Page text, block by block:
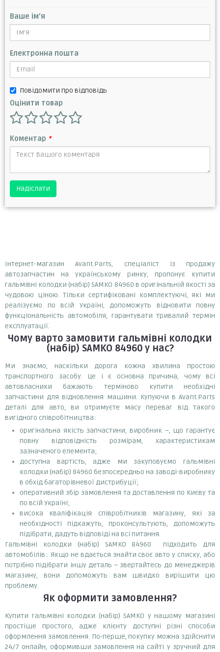
Ваше ім'я
Електронна пошта
Повідомити про відповідь
Оцінити товар
Коментар *
Надіслати
Інтернет-магазин Avant.Parts, спеціаліст із продажу
автозапчастин на українському ринку, пропонує купити
гальмівні колодки (набір) SAMKO 84960 в оригінальній якості за
чудовою ціною. Тільки сертифіковані комплектуючі, які ми
реалізуємо по всій Україні, допоможуть відновити повну
функціональність автомобіля, гарантувати тривалий термін
експлуатації.
Чому варто замовити гальмівні колодки
(набір) SAMKO 84960у нас?
Ми знаємо, наскільки дорога кожна хвилина простою
транспортного засобу. Це і є основна причина, чому всі
автовласники бажають терміново купити необхідні
запчастини для відновлення машини. Купуючи в Avant.Parts
деталі для авто, ви отримуєте масу переваг від такого
вигідного співробітництва:
оригінальна якість запчастини, виробник –, що гарантує
повну відповідність розмірам, характеристикам
зазначеного елемента;
доступна вартість, адже ми закуповуємо гальмівні
колодки (набір) 84960 безпосередньо на заводі-виробнику
в обхід багаторівневої дистрибуції;
оперативний збір замовлення та доставлення по Києву та
по всій Україні;
висока кваліфікація співробітників магазину, які за
необхідності підкажуть, проконсультують, допоможуть
підібрати, дадуть відповіді на всі питання.
Гальмівні колодки (набір) SAMKO 84960 підходить для
автомобілів:. Якщо не вдається знайти своє авто у списку, або
потрібно підібрати іншу деталь – звертайтесь до менеджерів
магазину, вони допоможуть вам швидко вирішити цю
проблему.
Як оформити замовлення?
Купити гальмівні колодки (набір) SAMKO у нашому магазині
простіше простого, адже клієнту доступні різні способи
оформлення замовлення. По-перше, покупку можна здійснити
24/7 онлайн, оформивши замовлення на сайті у зручний для